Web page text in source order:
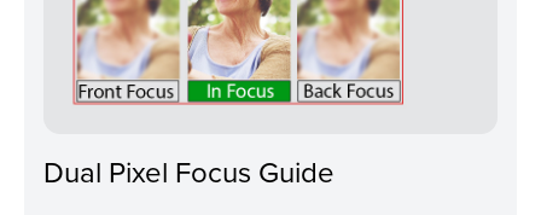
Dual Pixel Focus Guide